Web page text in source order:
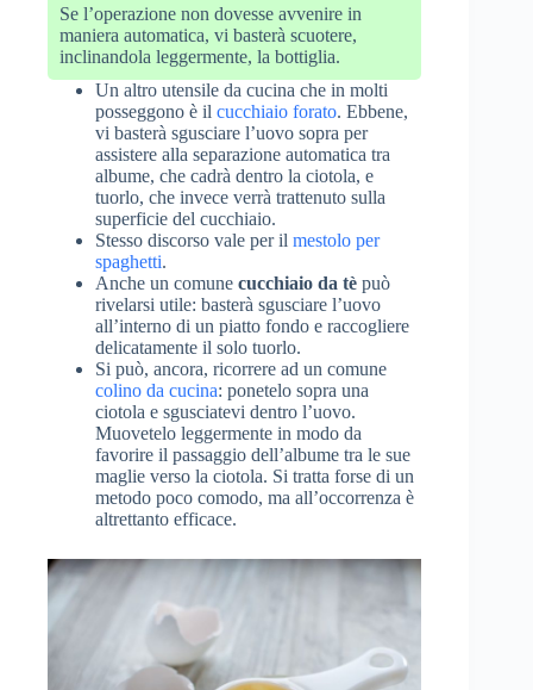
Se l’operazione non dovesse avvenire in
maniera automatica, vi basterà scuotere,
inclinandola leggermente, la bottiglia.
Un altro utensile da cucina che in molti
posseggono è il cucchiaio forato. Ebbene,
vi basterà sgusciare l’uovo sopra per
assistere alla separazione automatica tra
albume, che cadrà dentro la ciotola, e
tuorlo, che invece verrà trattenuto sulla
superficie del cucchiaio.
Stesso discorso vale per il mestolo per
spaghetti.
Anche un comune cucchiaio da tè può
rivelarsi utile: basterà sgusciare l’uovo
all’interno di un piatto fondo e raccogliere
delicatamente il solo tuorlo.
Si può, ancora, ricorrere ad un comune
colino da cucina: ponetelo sopra una
ciotola e sgusciatevi dentro l’uovo.
Muovetelo leggermente in modo da
favorire il passaggio dell’albume tra le sue
maglie verso la ciotola. Si tratta forse di un
metodo poco comodo, ma all’occorrenza è
altrettanto efficace.